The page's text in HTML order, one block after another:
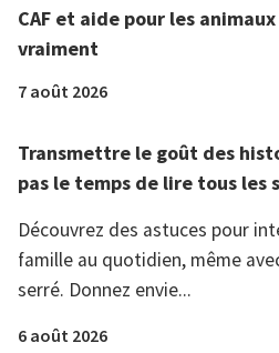
CAF et aide pour les
vraiment
7 août 2026
Transmettre le goût des
pas le temps de lire tous les
Découvrez des astuces pour
famille au quotidien, même
serré. Donnez envie...
6 août 2026